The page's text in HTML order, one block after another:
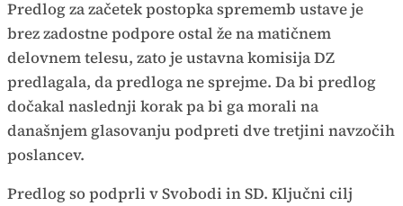
Predlog za začetek postopka sprememb ustave je
brez zadostne podpore ostal že na matičnem
delovnem telesu, zato je ustavna komisija DZ
predlagala, da predloga ne sprejme. Da bi predlog
dočakal naslednji korak pa bi ga morali na
današnjem glasovanju podpreti dve tretjini navzočih
poslancev.
Predlog so podprli v Svobodi in SD. Ključni cilj